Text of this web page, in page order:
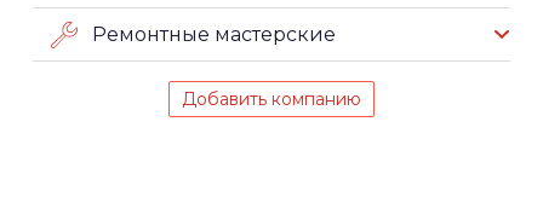
Ремонтные мастерские
Добавить компанию